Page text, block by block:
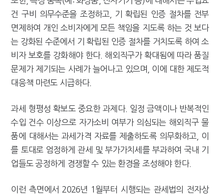
건 구비 의무수준을 조정하고, 기 확립된 인증 절차를 전부
면제하여 개인 소비자에게 모든 책임을 지도록 하는 것 보다
는 강화된 수준에서 기 확립된 인증 절차를 거치도록 하여 소
비자 보호를 강화해야 한다. 해외직구가 확대됨에 따라 품질
문제가 제기되는 사례가 늘어나고 있으며, 이에 대한 제도적
대응책 마련도 시급하다.
과세 형평성 확보도 중요한 과제다. 일정 금액이나 반복적인
수입 건수 이상으로 자가소비 여부가 의심되는 해외직구 물
품에 대해서는 과세가격 자료를 제출하도록 의무화하고, 이
를 토대로 엄정하게 관세 및 부가가치세를 부과하여 국내 기
업들도 공정하게 경쟁할 수 있는 환경을 조성해야 한다.
이런 측면에서 2026년 1월부터 시행되는 관세법의 전자상